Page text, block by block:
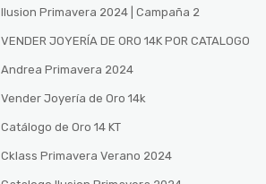
Ilusion Primavera 2024 | Campaña 2
VENDER JOYERÍA DE ORO 14K POR CATALOGO
Andrea Primavera 2024
Vender Joyería de Oro 14k
Catálogo de Oro 14 KT
Cklass Primavera Verano 2024